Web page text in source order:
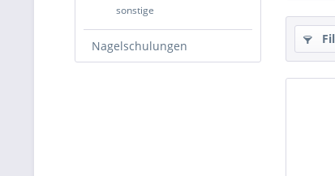
sonstige
Nagelschulungen